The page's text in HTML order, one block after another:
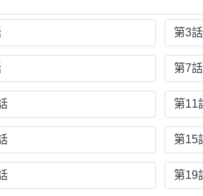
第3話
第7話
第11
第15
第19